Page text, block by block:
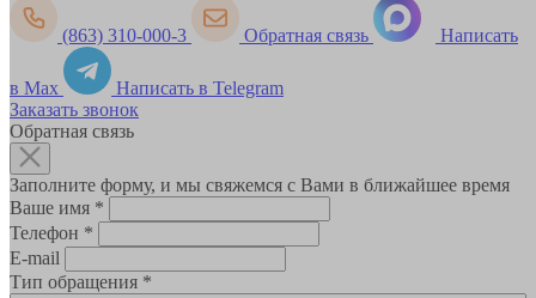
(863) 310-000-3 Обратная связь Написать
в Max
Написать в Telegram
Заказать звонок
Обратная связь
Заполните форму, и мы свяжемся с Вами в ближайшее время
Ваше имя *
Телефон *
E-mail
Тип обращения *